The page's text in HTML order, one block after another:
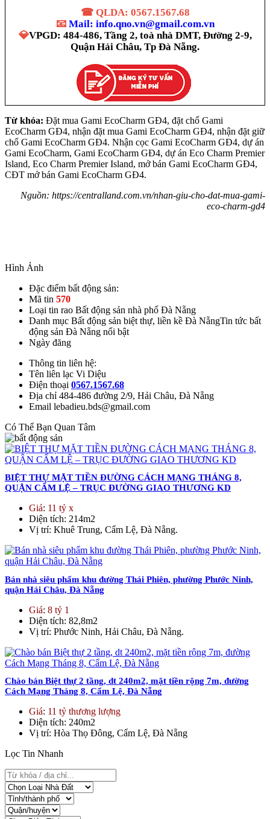
☎QLDA: 0567.1567.68
📧 Mail: info.qno.vn@gmail.com.vn
💎VPGD: 484-486, Tầng 2, toà nhà DMT, Đường 2-9,
Quận Hải Châu, Tp Đà Nẵng.
Từ khóa: Đặt mua Gami EcoCharm GĐ4, đặt chổ Gami
EcoCharm GĐ4, nhận đặt mua Gami EcoCharm GĐ4, nhận đặt giữ
chổ Gami EcoCharm GĐ4. Nhận cọc Gami EcoCharm GĐ4, dự án
Gami EcoCharm, Gami EcoCharm GĐ4, dự án Eco Charm Premier
Island, Eco Charm Premier Island, mở bán Gami EcoCharm GĐ4,
CĐT mở bán Gami EcoCharm GĐ4.
Nguồn: https://centralland.com.vn/nhan-giu-cho-dat-mua-gami-
eco-charm-gd4
Hình Ảnh
Đặc điểm bất động sản:
Mã tin 570
Loại tin rao Bất động sản nhà phố Đà Nẵng
Danh mục Bất động sản biệt thự, liền kề Đà NẵngTin tức bất
động sản Đà Nẵng nổi bật
Ngày đăng
Thông tin liên hệ:
Tên liên lạc Vi Diệu
Điện thoại 0567.1567.68
Địa chỉ 484-486 đường 2/9, Hải Châu, Đà Nẵng
Email lebadieu.bds@gmail.com
Có Thể Bạn Quan Tâm
BIỆT THỰ MẶT TIỀN ĐƯỜNG CÁCH MẠNG THÁNG 8,
QUẬN CẨM LỆ – TRỤC ĐƯỜNG GIAO THƯƠNG KD
Giá: 11 tỷ x
Diện tích: 214m2
Vị trí: Khuê Trung, Cẩm Lệ, Đà Nẵng.
Bán nhà siêu phẩm khu đường Thái Phiên, phường Phước Ninh,
quận Hải Châu, Đà Nẵng
Giá: 8 tỷ 1
Diện tích: 82,8m2
Vị trí: Phước Ninh, Hải Châu, Đà Nẵng.
Chào bán Biệt thự 2 tầng, dt 240m2, mặt tiền rộng 7m, đường
Cách Mạng Tháng 8, Cẩm Lệ, Đà Nẵng
Giá: 11 tỷ thương lượng
Diện tích: 240m2
Vị trí: Hòa Thọ Đông, Cẩm Lệ, Đà Nẵng
Lọc Tin Nhanh